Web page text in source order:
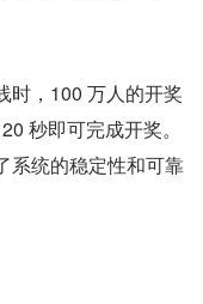
时，100 万人的开奖
秒即可完成开奖。
系统的稳定性和可靠